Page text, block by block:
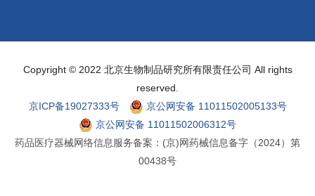
Copyright © 2022 北京生物制品研究所有限责任公司 All rights
reserved.
京ICP备19027333号
京公网安备 11011502005133号
京公网安备 11011502006312号
药品医疗器械网络信息服务备案：(京)网药械信息备字（2024）第
00438号